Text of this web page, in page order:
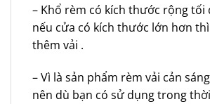
– Khổ rèm có kích thước rộng tối
nếu cửa có kích thước lớn hơn
thêm vải .
– Vì là sản phẩm rèm vải cản
nên dù bạn có sử dụng trong